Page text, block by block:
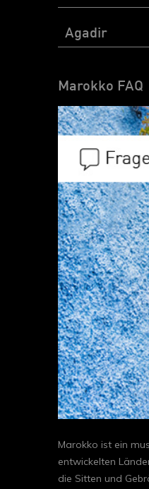
Agadir
Marokko FAQ
Marokko ist ein
entwickelten
die Sitten und